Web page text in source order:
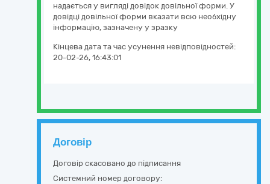
надається у вигляді довідок довільної форми. У
довідці довільної форми вказати всю необхідну
інформацію, зазначену у зразку
Кінцева дата та час усунення невідповідностей:
20-02-26, 16:43:01
Договір
Договір скасовано до підписання
Системний номер договору: